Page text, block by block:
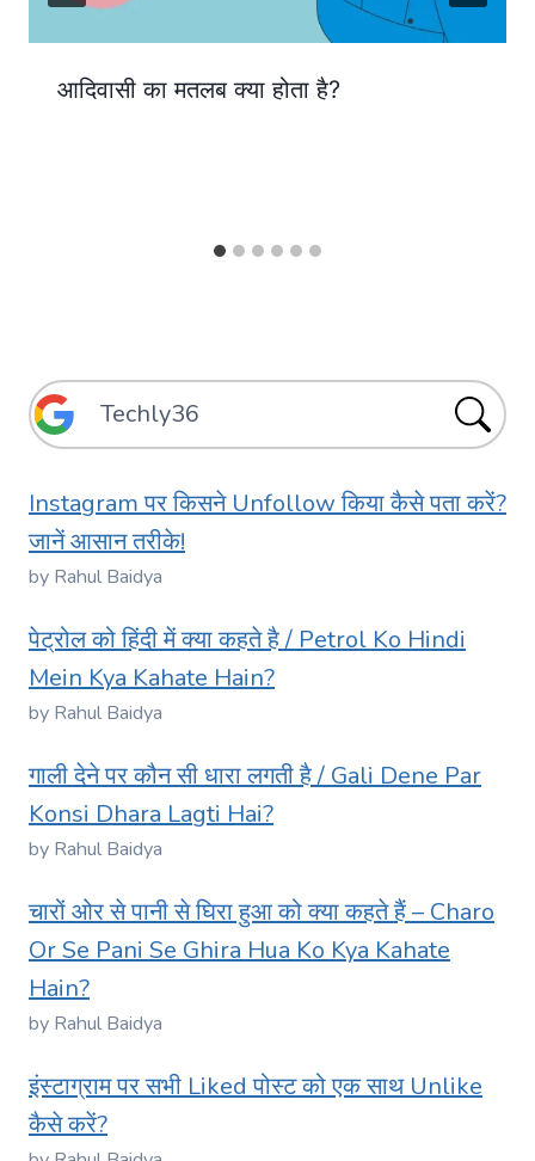
आदिवासी का मतलब क्या होता है?
Instagram पर किसने Unfollow किया कैसे पता करें?
जानें आसान तरीके!
by Rahul Baidya
पेट्रोल को हिंदी में क्या कहते है / Petrol Ko Hindi
Mein Kya Kahate Hain?
by Rahul Baidya
गाली देने पर कौन सी धारा लगती है / Gali Dene Par
Konsi Dhara Lagti Hai?
by Rahul Baidya
चारों ओर से पानी से घिरा हुआ को क्या कहते हैं – Charo
Or Se Pani Se Ghira Hua Ko Kya Kahate
Hain?
by Rahul Baidya
इंस्टाग्राम पर सभी Liked पोस्ट को एक साथ Unlike
कैसे करें?